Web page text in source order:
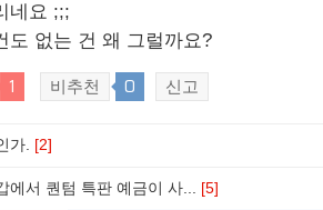
네요 ;;;
도 없는 건 왜 그럴까요?
1 비추천 0 신고
가. [2]
에서 퀀텀 특판 예금이 사... [5]